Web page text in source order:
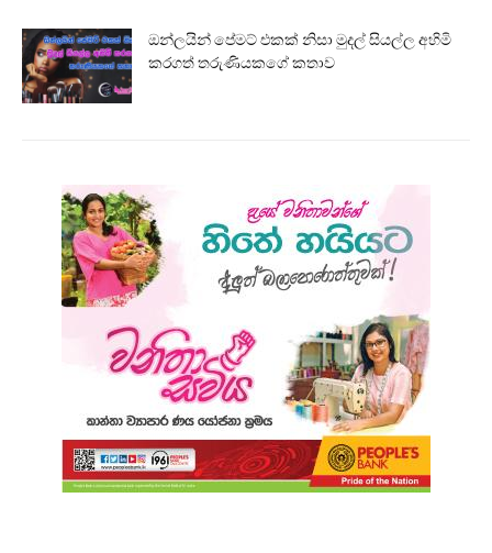
ඔන්ලයින් පේමට් එකක් නිසා මුදල් සියල්ල අහිමි
කරගත් තරුණියකගේ කතාව